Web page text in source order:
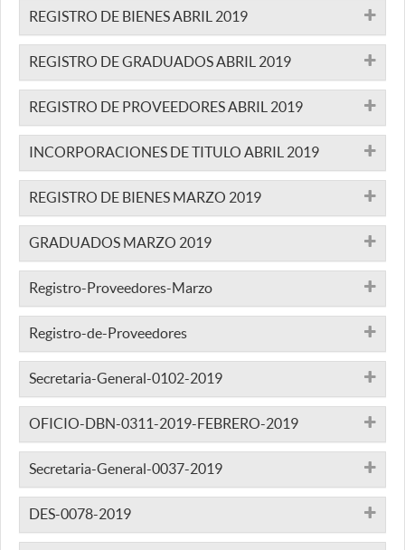
REGISTRO DE BIENES ABRIL 2019
REGISTRO DE GRADUADOS ABRIL 2019
REGISTRO DE PROVEEDORES ABRIL 2019
INCORPORACIONES DE TITULO ABRIL 2019
REGISTRO DE BIENES MARZO 2019
GRADUADOS MARZO 2019
Registro-Proveedores-Marzo
Registro-de-Proveedores
Secretaria-General-0102-2019
OFICIO-DBN-0311-2019-FEBRERO-2019
Secretaria-General-0037-2019
DES-0078-2019